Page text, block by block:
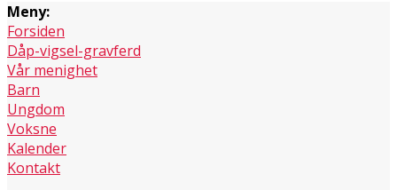
Meny:
Forsiden
Dåp-vigsel-gravferd
Vår menighet
Barn
Ungdom
Voksne
Kalender
Kontakt